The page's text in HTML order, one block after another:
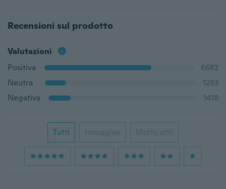
Recensioni sul prodotto
Valutazioni
Positiva
6682
Neutra
1283
Negativa
1418
Tutti Immagine Molto utili